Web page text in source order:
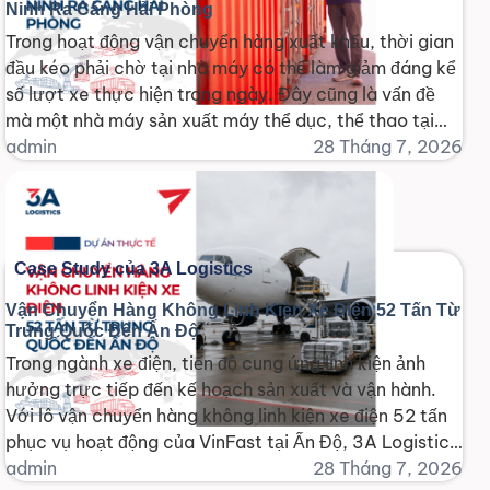
Ninh Ra Cảng Hải Phòng
Trong hoạt động vận chuyển hàng xuất khẩu, thời gian
đầu kéo phải chờ tại nhà máy có thể làm giảm đáng kể
số lượt xe thực hiện trong ngày. Đây cũng là vấn đề
mà một nhà máy sản xuất máy thể dục, thể thao tại
Bắc Ninh gặp phải khi tổ chức vận [...]
admin 28 Tháng 7, 2026
Case Study của 3A Logistics
Vận Chuyển Hàng Không Linh Kiện Xe Điện 52 Tấn Từ
Trung Quốc Đến Ấn Độ
Trong ngành xe điện, tiến độ cung ứng linh kiện ảnh
hưởng trực tiếp đến kế hoạch sản xuất và vận hành.
Với lô vận chuyển hàng không linh kiện xe điện 52 tấn
phục vụ hoạt động của VinFast tại Ấn Độ, 3A Logistics
cần đồng thời giải quyết yêu cầu về khối lượng [...]
admin 28 Tháng 7, 2026